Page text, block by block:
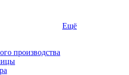
производства
Ещё